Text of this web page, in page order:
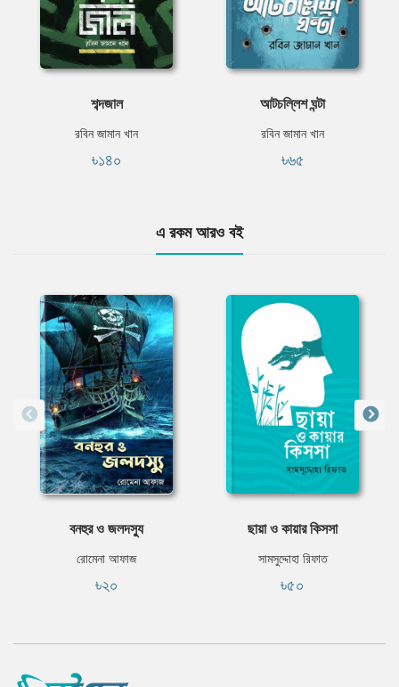
শব্দজাল
রবিন জামান খান
৳১৪০
আটচল্লিশ ঘন্টা
রবিন জামান খান
৳৬৫
এ রকম আরও বই
বনহুর ও জলদস্যু
রোমেনা আফাজ
৳২০
ছায়া ও কায়ার কিসসা
সামসুদ্দোহা রিফাত
৳৫০